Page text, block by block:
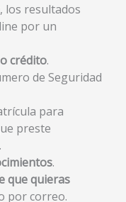
, los resultados
por un
crédito.
de Seguridad
para
preste
.
que quieras
por correo.